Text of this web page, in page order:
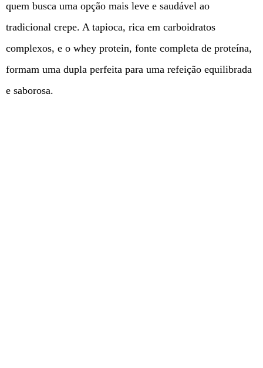
quem busca uma opção mais leve e saudável ao
tradicional crepe. A tapioca, rica em carboidratos
complexos, e o whey protein, fonte completa de proteína,
formam uma dupla perfeita para uma refeição equilibrada
e saborosa.